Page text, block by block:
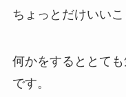
ちょっとだけいい
何かをするととて
です。